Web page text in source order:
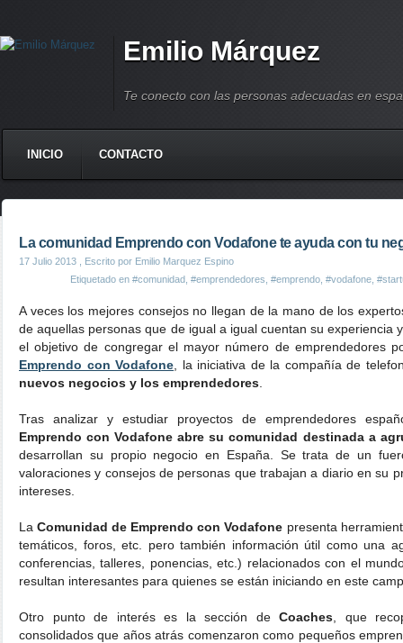
Emilio Márquez
Te conecto con las personas adecuadas en
INICIO CONTACTO
La comunidad Emprendo con Vodafone te ayuda con tu
17 Julio 2013 , Escrito por Emilio Marquez Espino
Etiquetado en #comunidad #emprendedores #emprendo #vodafone
A veces los mejores consejos no llegan de la mano de los
de aquellas personas que de igual a igual cuentan su experiencia
el objetivo de congregar el mayor número de emprendedores
Emprendo con Vodafone , la iniciativa de la compañía de
nuevos negocios y los emprendedores
Tras analizar y estudiar proyectos de emprendedores
Emprendo con Vodafone abre su comunidad destinada a
desarrollan su propio negocio en España. Se trata de un
valoraciones y consejos de personas que trabajan a diario en su
intereses.
LaComunidad de Emprendo con Vodafone presenta
temáticos, foros, etc. pero también información útil como una
conferencias, talleres, ponencias, etc.) relacionados con el
resultan interesantes para quienes se están iniciando en este
Otro punto de interés es la sección deCoaches , que
consolidados que años atrás comenzaron como pequeños